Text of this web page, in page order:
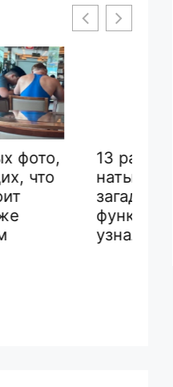
когда люди
на
штуки, о
которых
в Сети